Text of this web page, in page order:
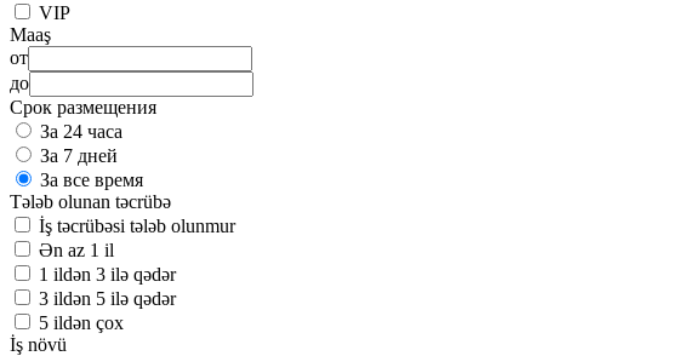
VIP
Maaş
от
до
Срок размещения
За 24 часа
За 7 дней
За все время
Tələb olunan təcrübə
İş təcrübəsi tələb olunmur
Ən az 1 il
1 ildən 3 ilə qədər
3 ildən 5 ilə qədər
5 ildən çox
İş növü